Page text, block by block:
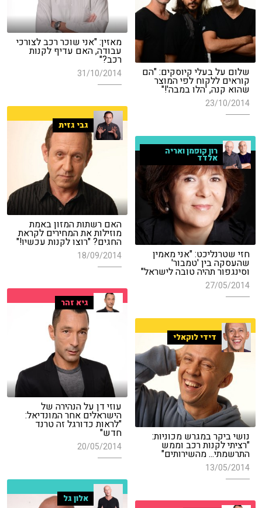
מאזין: "אני שוכר רכב לצורכי
עבודה, האם עדיף לקנות
רכב?"
31/10/2014 שלום על בעלי קיוסקים: "הם
קוראים ללקוח לפי המוצר
שהוא קנה, 'הלו במבה'!"
23/10/2014
גבי גזית
האם רשתות המזון באמת
מוזילות את המחירים לקראת
החגים? "רוצו לקנות עכשיו!"
18/09/2014
רון קופמן ואריה
אלדד
חזי שטרנליכט: "אני מאמין
שהעסקה בין 'טמבור'
וסינגפור תהיה טובה לישראל"
27/05/2014
גיא זהר
עוזי דן על הנהירה של
הישראלים אחר המונדיאל:
"לראות כדורגל זה טרנד
חדש"
20/05/2014
דידי לוקאלי
נושי ביקר במגרש מכוניות:
"רציתי לקנות רכב וממש
התרשמתי... מהשירותים"
13/05/2014
אלון גל